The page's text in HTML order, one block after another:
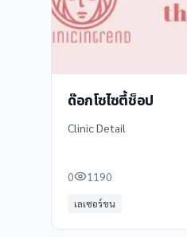
ด๊อกโซไซตี้ช็อป
Clinic Detail
0 1190
เลเซอร์ขน